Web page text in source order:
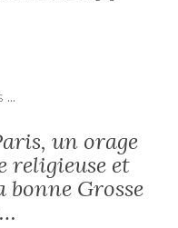
...
un orage
religieuse et
Grosse